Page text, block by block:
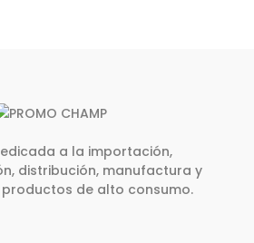
a la importación,
distribución, manufactura y
de alto consumo.